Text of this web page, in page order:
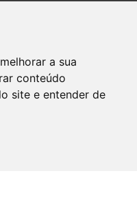
a sua
conteúdo
site e entender de
pra